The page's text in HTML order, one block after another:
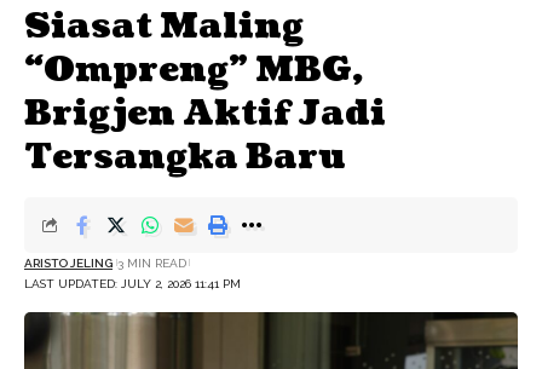
Siasat Maling
“Ompreng” MBG,
Brigjen Aktif Jadi
Tersangka Baru
LAST UPDATED: JULY 2, 2026 11:41 PM
ARISTO JELING 3 MIN READ